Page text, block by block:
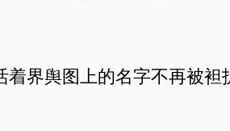
界舆图上的名字不再被袒